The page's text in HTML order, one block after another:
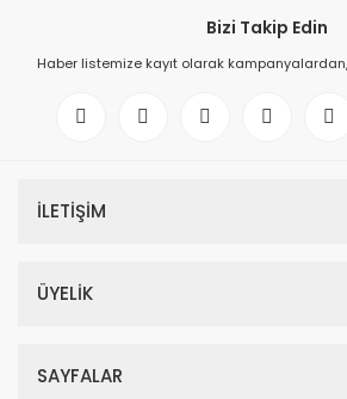
Bizi Takip Edin
Haber listemize kayıt olarak
İLETİŞİM
ÜYELİK
SAYFALAR